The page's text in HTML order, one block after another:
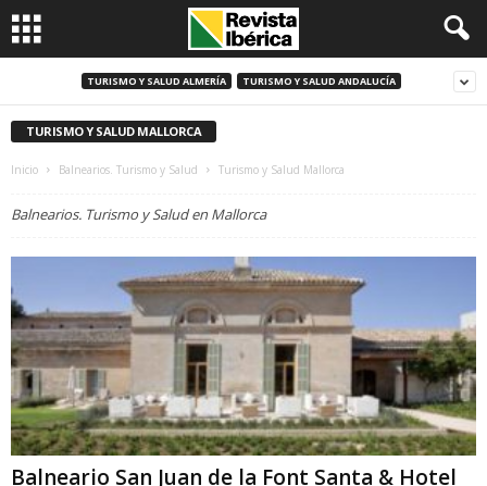
TURISMO Y SALUD ALMERÍA TURISMO Y SALUD ANDALUCÍA
TURISMO Y SALUD MALLORCA
Inicio Balnearios. Turismo y Salud Turismo y Salud Mallorca
Balnearios. Turismo y Salud en Mallorca
Balneario San Juan de la Font Santa & Hotel